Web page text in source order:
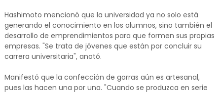
Hashimoto mencionó que la universidad ya no solo está
generando el conocimiento en los alumnos, sino también el
desarrollo de emprendimientos para que formen sus propias
empresas. "Se trata de jóvenes que están por concluir su
carrera universitaria", anotó.
Manifestó que la confección de gorras aún es artesanal,
pues las hacen una por una. "Cuando se produzca en serie